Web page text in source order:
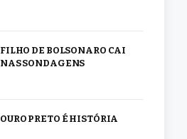
FILHO DE BOLSONARO CAI
NAS SONDAGENS
OURO PRETO É HISTÓRIA